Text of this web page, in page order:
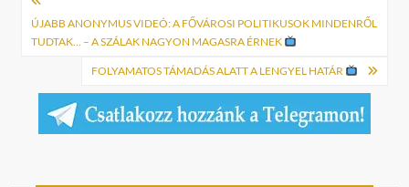
navigáció
ÚJABB ANONYMUS VIDEÓ: A FŐVÁROSI POLITIKUSOK MINDENRŐL
TUDTAK… – A SZÁLAK NAGYON MAGASRA ÉRNEK
FOLYAMATOS TÁMADÁS ALATT A LENGYEL HATÁR